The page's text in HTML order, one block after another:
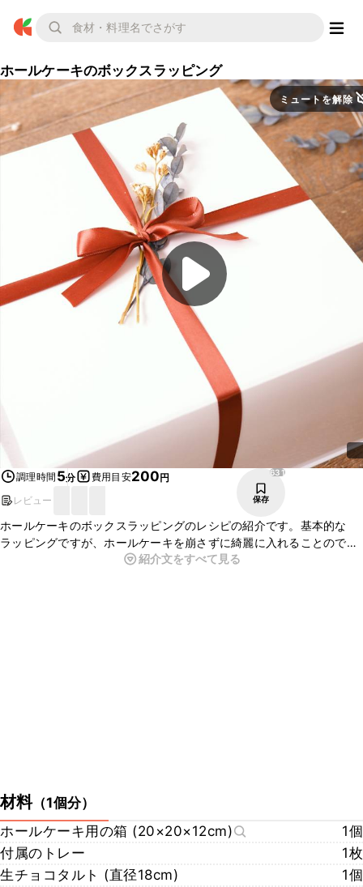
ホールケーキのボックスラッピング
ミュートを解除
調理時間 5分 費用目安200円
レビュー
631
保存
ホールケーキのボックスラッピングのレシピの紹介です。基本的な
ラッピングですが、ホールケーキを崩さずに綺麗に入れることのでき
る方法です。イベントや季節に合わせて、ドライフラワーの種類を変
紹介文をすべて見る
材料（1個分）
ホールケーキ用の箱 (20×20×12cm)
1個
付属のトレー
1枚
生チョコタルト (直径18cm)
1個